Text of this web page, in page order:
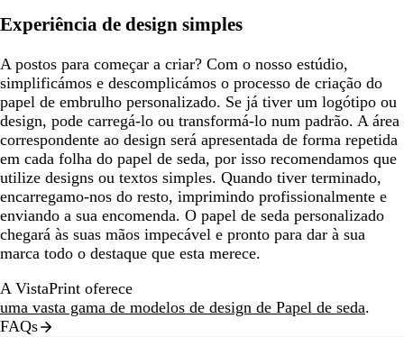
Experiência de design simples
A postos para começar a criar? Com o nosso estúdio,
simplificámos e descomplicámos o processo de criação do
papel de embrulho personalizado. Se já tiver um logótipo ou
design, pode carregá-lo ou transformá-lo num padrão. A área
correspondente ao design será apresentada de forma repetida
em cada folha do papel de seda, por isso recomendamos que
utilize designs ou textos simples. Quando tiver terminado,
encarregamo-nos do resto, imprimindo profissionalmente e
enviando a sua encomenda. O papel de seda personalizado
chegará às suas mãos impecável e pronto para dar à sua
marca todo o destaque que esta merece.
A VistaPrint oferece
uma vasta gama de modelos de design de Papel de seda.
FAQs